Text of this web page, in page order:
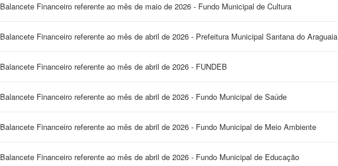
Balancete Financeiro referente ao mês de maio de 2026 - Fundo Municipal de Cultura
Balancete Financeiro referente ao mês de abril de 2026 - Prefeitura Municipal Santana do Araguaia
Balancete Financeiro referente ao mês de abril de 2026 - FUNDEB
Balancete Financeiro referente ao mês de abril de 2026 - Fundo Municipal de Saúde
Balancete Financeiro referente ao mês de abril de 2026 - Fundo Municipal de Meio Ambiente
Balancete Financeiro referente ao mês de abril de 2026 - Fundo Municipal de Educação